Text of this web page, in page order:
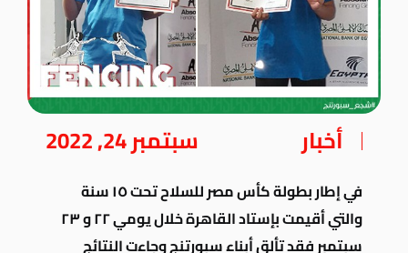
أخبار سبتمبر 24, 2022
في إطار بطولة كأس مصر للسلاح تحت ١٥ سنة
والتي أقيمت بإستاد القاهرة خلال يومي ٢٢ و ٢٣
سبتمبر فقد تألق أبناء سبورتنج وجاءت النتائج